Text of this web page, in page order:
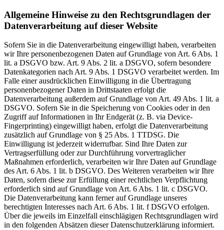
Allgemeine Hinweise zu den Rechtsgrundlagen der
Datenverarbeitung auf dieser Website
Sofern Sie in die Datenverarbeitung eingewilligt haben, verarbeiten
wir Ihre personenbezogenen Daten auf Grundlage von Art. 6 Abs. 1
lit. a DSGVO bzw. Art. 9 Abs. 2 lit. a DSGVO, sofern besondere
Datenkategorien nach Art. 9 Abs. 1 DSGVO verarbeitet werden. Im
Falle einer ausdrücklichen Einwilligung in die Übertragung
personenbezogener Daten in Drittstaaten erfolgt die
Datenverarbeitung außerdem auf Grundlage von Art. 49 Abs. 1 lit. a
DSGVO. Sofern Sie in die Speicherung von Cookies oder in den
Zugriff auf Informationen in Ihr Endgerät (z. B. via Device-
Fingerprinting) eingewilligt haben, erfolgt die Datenverarbeitung
zusätzlich auf Grundlage von § 25 Abs. 1 TTDSG. Die
Einwilligung ist jederzeit widerrufbar. Sind Ihre Daten zur
Vertragserfüllung oder zur Durchführung vorvertraglicher
Maßnahmen erforderlich, verarbeiten wir Ihre Daten auf Grundlage
des Art. 6 Abs. 1 lit. b DSGVO. Des Weiteren verarbeiten wir Ihre
Daten, sofern diese zur Erfüllung einer rechtlichen Verpflichtung
erforderlich sind auf Grundlage von Art. 6 Abs. 1 lit. c DSGVO.
Die Datenverarbeitung kann ferner auf Grundlage unseres
berechtigten Interesses nach Art. 6 Abs. 1 lit. f DSGVO erfolgen.
Über die jeweils im Einzelfall einschlägigen Rechtsgrundlagen wird
in den folgenden Absätzen dieser Datenschutzerklärung informiert.